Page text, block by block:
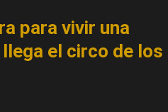
para vivir una
el circo de los